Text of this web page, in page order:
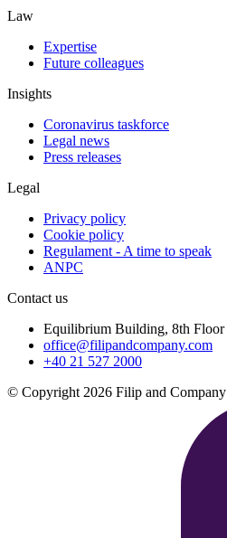
Law
Expertise
Future colleagues
Insights
Coronavirus taskforce
Legal news
Press releases
Legal
Privacy policy
Cookie policy
Regulament - A time to speak
ANPC
Contact us
Equilibrium Building, 8th Floor
office@filipandcompany.com
+40 21 527 2000
© Copyright 2026 Filip and Company